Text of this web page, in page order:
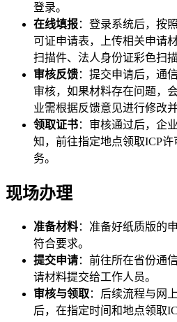
登录。
在线填报：登录系统后，按
可证申请表，上传相关申请
扫描件、法人身份证彩色扫
审核反馈：提交申请后，通
审核，如果材料存在问题，
业需根据反馈意见进行修改
领取证书：审核通过后，企
知，前往指定地点领取ICP
务。
现场办理
准备材料：准备好纸质版的
符合要求。
提交申请：前往所在省份通
请材料提交给工作人员。
审核与领取：后续流程与网
后，在指定时间和地点领取